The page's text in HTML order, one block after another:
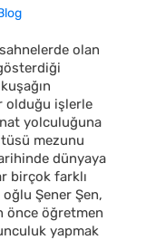
olan
olduğu işlerle
yolculuğuna
mezunu
dünyaya
birçok farklı
Şener Şen,
önce öğretmen
yapmak